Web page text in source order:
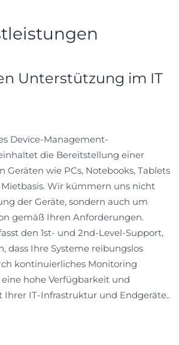
Unterstützung im IT
Device-Management-
die Bereitstellung einer
Geräten wie PCs, Notebooks, Tablets
Wir kümmern uns nicht
der Geräte, sondern auch um
gemäß Ihren Anforderungen.
den 1st- und 2nd-Level-Support,
dass Ihre Systeme reibungslos
kontinuierliches Monitoring
hohe Verfügbarkeit und
Ihrer IT-Infrastruktur und Endgeräte..